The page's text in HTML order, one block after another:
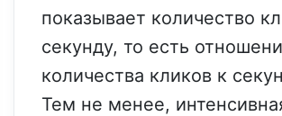
показывает количество
секунду, то есть
количества кликов к
Тем не менее,